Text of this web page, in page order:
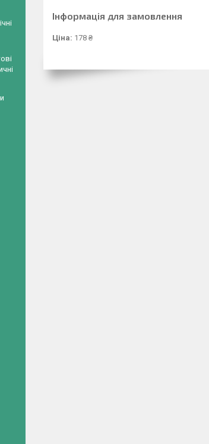
Інформація для замовлення
Ціна: 178 ₴